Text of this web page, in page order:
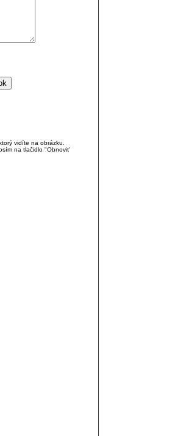
vidíte na obrázku.
na tlačidlo "Obnoviť